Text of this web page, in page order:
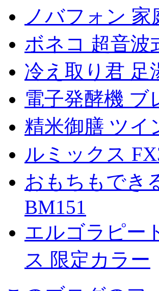
ノバフォン
ボネコ 超音波
冷え取り君 足
電子発酵機 ブ
精米御膳 ツイ
ルミックス
おもちもでき
BM151
エルゴラピー
ス 限定カラー